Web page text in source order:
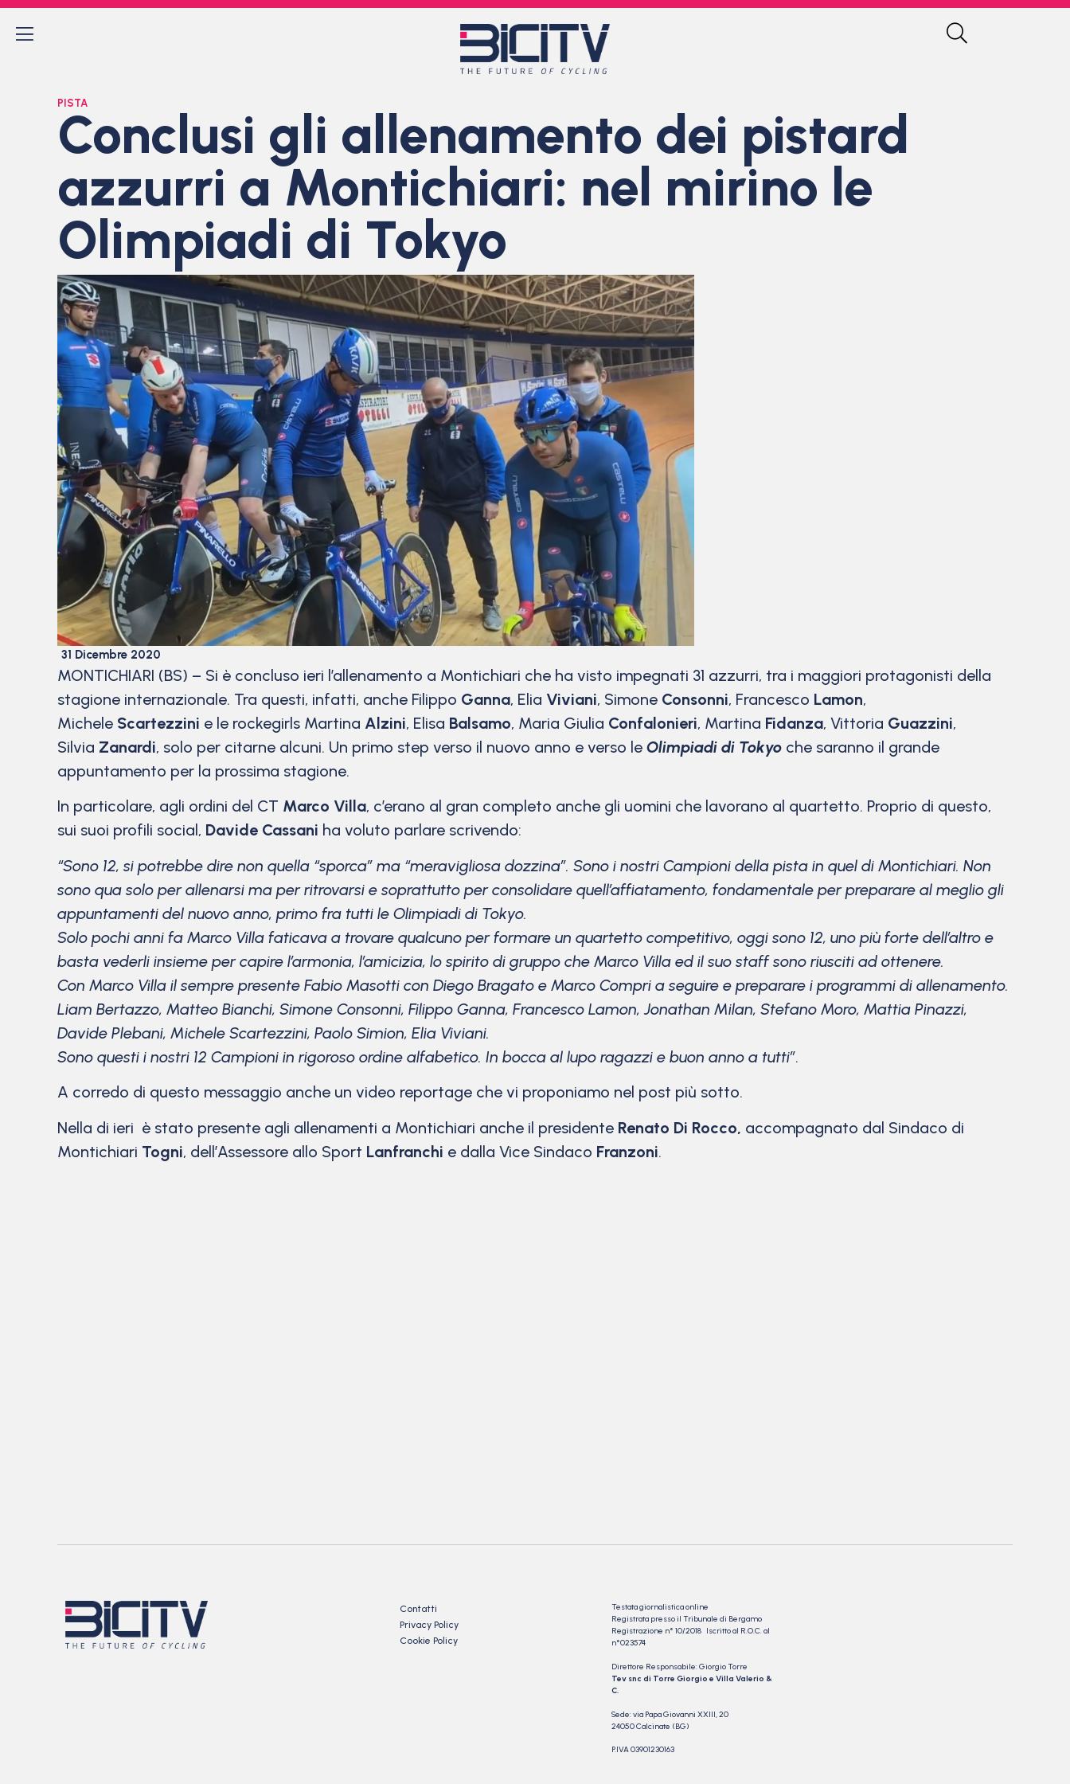
PISTA
Conclusi gli allenamento dei pistard
azzurri a Montichiari: nel mirino le
Olimpiadi di Tokyo
31 Dicembre 2020
MONTICHIARI (BS) – Si è concluso ieri l’allenamento a Montichiari che ha visto impegnati 31 azzurri, tra i maggiori protagonisti della
stagione internazionale. Tra questi, infatti, anche Filippo Ganna, Elia Viviani, Simone Consonni, Francesco Lamon,
Michele Scartezzini e le rockegirls Martina Alzini, Elisa Balsamo, Maria Giulia Confalonieri, Martina Fidanza, Vittoria Guazzini,
Silvia Zanardi, solo per citarne alcuni. Un primo step verso il nuovo anno e verso le Olimpiadi di Tokyo che saranno il grande
appuntamento per la prossima stagione.
In particolare, agli ordini del CT Marco Villa, c’erano al gran completo anche gli uomini che lavorano al quartetto. Proprio di questo,
sui suoi profili social, Davide Cassani ha voluto parlare scrivendo:
“Sono 12, si potrebbe dire non quella “sporca” ma “meravigliosa dozzina”. Sono i nostri Campioni della pista in quel di Montichiari. Non
sono qua solo per allenarsi ma per ritrovarsi e soprattutto per consolidare quell’affiatamento, fondamentale per preparare al meglio gli
appuntamenti del nuovo anno, primo fra tutti le Olimpiadi di Tokyo.
Solo pochi anni fa Marco Villa faticava a trovare qualcuno per formare un quartetto competitivo, oggi sono 12, uno più forte dell’altro e
basta vederli insieme per capire l’armonia, l’amicizia, lo spirito di gruppo che Marco Villa ed il suo staff sono riusciti ad ottenere.
Con Marco Villa il sempre presente Fabio Masotti con Diego Bragato e Marco Compri a seguire e preparare i programmi di allenamento.
Liam Bertazzo, Matteo Bianchi, Simone Consonni, Filippo Ganna, Francesco Lamon, Jonathan Milan, Stefano Moro, Mattia Pinazzi,
Davide Plebani, Michele Scartezzini, Paolo Simion, Elia Viviani.
Sono questi i nostri 12 Campioni in rigoroso ordine alfabetico. In bocca al lupo ragazzi e buon anno a tutti”.
A corredo di questo messaggio anche un video reportage che vi proponiamo nel post più sotto.
Nella di ieri è stato presente agli allenamenti a Montichiari anche il presidente Renato Di Rocco, accompagnato dal Sindaco di
Montichiari Togni, dell’Assessore allo Sport Lanfranchi e dalla Vice Sindaco Franzoni.
Contatti
Privacy Policy
Cookie Policy
Testata giornalistica online
Registrata presso il Tribunale di Bergamo
Registrazione n° 10/2018 Iscritto al R.O.C. al
n°023574
Direttore Responsabile: Giorgio Torre
Tev snc di Torre Giorgio e Villa Valerio &
C.
Sede: via Papa Giovanni XXIII, 20
24050 Calcinate (BG)
P.IVA 03901230163